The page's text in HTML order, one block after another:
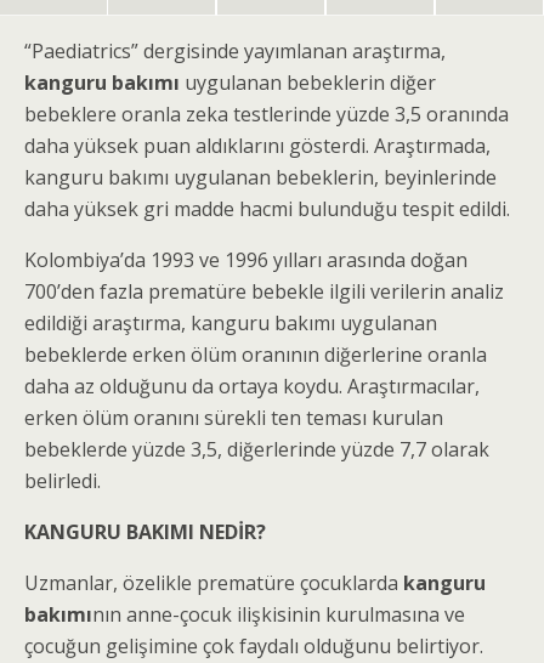
“Paediatrics” dergisinde yayımlanan araştırma,
kanguru bakımı uygulanan bebeklerin diğer
bebeklere oranla zeka testlerinde yüzde 3,5 oranında
daha yüksek puan aldıklarını gösterdi. Araştırmada,
kanguru bakımı uygulanan bebeklerin, beyinlerinde
daha yüksek gri madde hacmi bulunduğu tespit edildi.
Kolombiya’da 1993 ve 1996 yılları arasında doğan
700’den fazla prematüre bebekle ilgili verilerin analiz
edildiği araştırma, kanguru bakımı uygulanan
bebeklerde erken ölüm oranının diğerlerine oranla
daha az olduğunu da ortaya koydu. Araştırmacılar,
erken ölüm oranını sürekli ten teması kurulan
bebeklerde yüzde 3,5, diğerlerinde yüzde 7,7 olarak
belirledi.
KANGURU BAKIMI NEDİR?
Uzmanlar, özelikle prematüre çocuklarda kanguru
bakımının anne-çocuk ilişkisinin kurulmasına ve
çocuğun gelişimine çok faydalı olduğunu belirtiyor.